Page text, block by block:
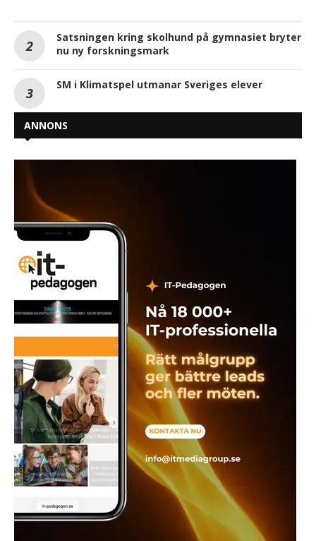
Satsningen kring skolhund på gymnasiet bryter
nu ny forskningsmark
SM i Klimatspel utmanar Sveriges elever
ANNONS